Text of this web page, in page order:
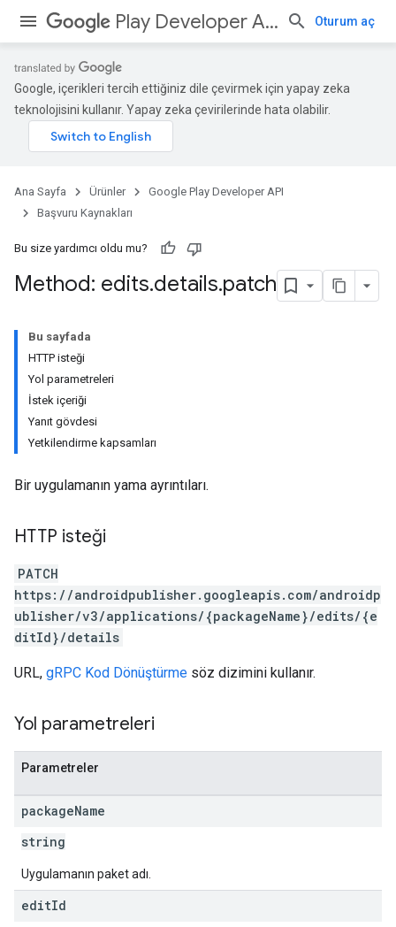
Play Developer API Oturum aç
Google, içerikleri tercih ettiğiniz dile çevirmek için yapay zeka
teknolojisini kullanır. Yapay zeka çevirilerinde hata olabilir.
Ana Sayfa Ürünler
Google Play Developer API
Başvuru Kaynakları
Bu size yardımcı oldu mu?
Method: edits.details.patch
Bu sayfada
HTTP isteği
Yol parametreleri
İstek içeriği
Yanıt gövdesi
Yetkilendirme kapsamları
Bir uygulamanın yama ayrıntıları.
HTTP isteği
PATCH
https://androidpublisher.googleapis.com/androidp
ublisher/v3/applications/{packageName}/edits/{e
ditId}/details
URL, gRPC Kod Dönüştürme söz dizimini kullanır.
Yol parametreleri
Parametreler
packageName
string
Uygulamanın paket adı.
editId